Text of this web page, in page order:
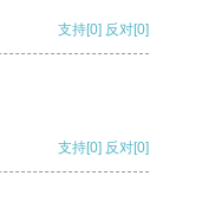
支持[0] 反对[0]
支持[0] 反对[0]